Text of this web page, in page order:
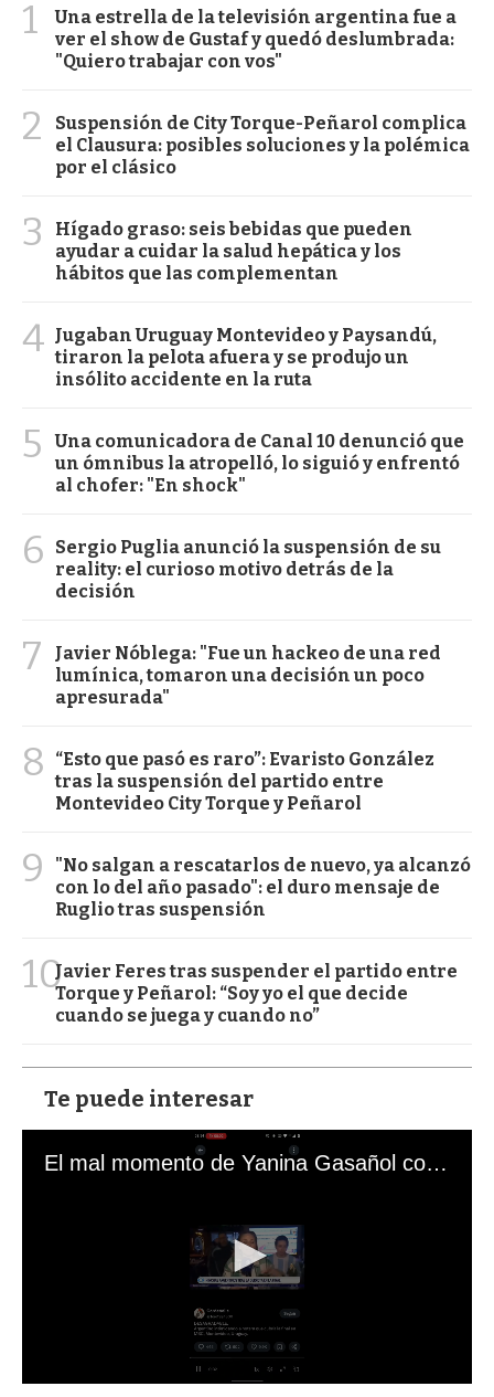
1
Una estrella de la televisión argentina fue a
ver el show de Gustaf y quedó deslumbrada:
"Quiero trabajar con vos"
2
Suspensión de City Torque-Peñarol complica
el Clausura: posibles soluciones y la polémica
por el clásico
3
Hígado graso: seis bebidas que pueden
ayudar a cuidar la salud hepática y los
hábitos que las complementan
4 Jugaban Uruguay Montevideo y Paysandú,
tiraron la pelota afuera y se produjo un
insólito accidente en la ruta
5
Una comunicadora de Canal 10 denunció que
un ómnibus la atropelló, lo siguió y enfrentó
al chofer: "En shock"
6
Sergio Puglia anunció la suspensión de su
reality: el curioso motivo detrás de la
decisión
7
Javier Nóblega: "Fue un hackeo de una red
lumínica, tomaron una decisión un poco
apresurada"
8
“Esto que pasó es raro”: Evaristo González
tras la suspensión del partido entre
Montevideo City Torque y Peñarol
9
"No salgan a rescatarlos de nuevo, ya alcanzó
con lo del año pasado": el duro mensaje de
Ruglio tras suspensión
10Javier Feres tras suspender el partido entre
Torque y Peñarol: “Soy yo el que decide
cuando se juega y cuando no”
Te puede interesar
El mal momento de Yanina Gasañol con un hincha argentino en "Subrayado"